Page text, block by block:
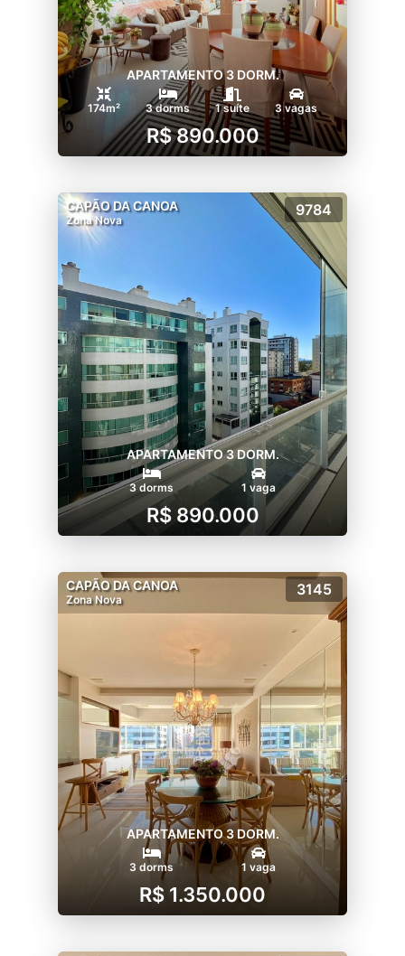
APARTAMENTO 3 DORM.
174m² 3 dorms 1 suíte 3 vagas
R$ 890.000
CAPÃO DA CANOA
Zona Nova
9784
APARTAMENTO 3 DORM.
3 dorms 1 vaga
R$ 890.000
CAPÃO DA CANOA
Zona Nova
3145
APARTAMENTO 3 DORM.
3 dorms 1 vaga
R$ 1.350.000